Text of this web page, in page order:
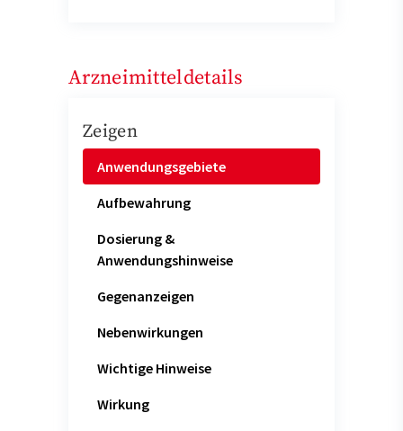
Arzneimitteldetails
Zeigen
Anwendungsgebiete
Aufbewahrung
Dosierung &
Anwendungshinweise
Gegenanzeigen
Nebenwirkungen
Wichtige Hinweise
Wirkung